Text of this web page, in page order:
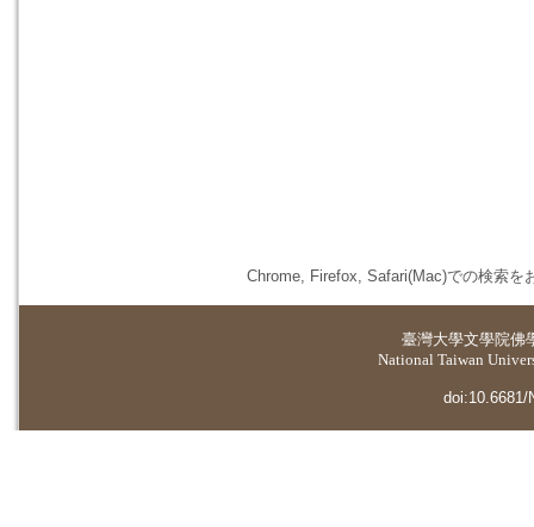
Chrome, Firefox, Safari(Mac)での検索を
臺灣大學文學院佛
National Taiwan
doi:10.6681/